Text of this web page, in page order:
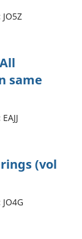
JO5Z
same
EAJJ
(vol
JO4G